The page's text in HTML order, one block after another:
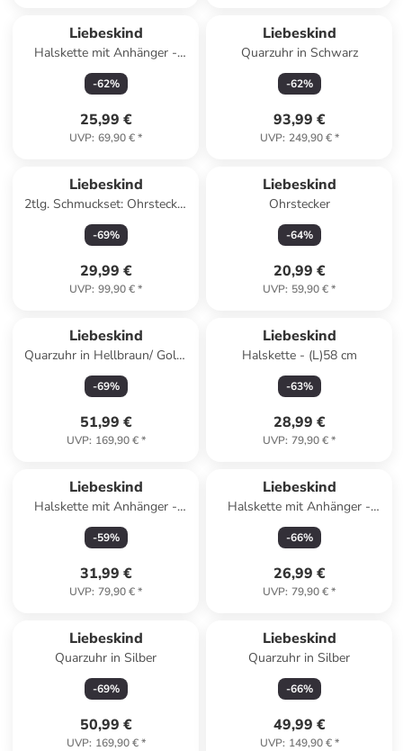
Liebeskind
Halskette mit Anhänger -
(L)45 cm
-62%
25,99 €
UVP: 69,90 €*
Liebeskind
Quarzuhr in Schwarz
-62%
93,99 €
UVP: 249,90 €*
Liebeskind
2tlg. Schmuckset: Ohrstecker
und Armkette
-69%
29,99 €
UVP: 99,90 €*
Liebeskind
Ohrstecker
-64%
20,99 €
UVP: 59,90 €*
Liebeskind
Quarzuhr in Hellbraun/ Gold/
Weiß
-69%
51,99 €
UVP: 169,90 €*
Liebeskind
Halskette - (L)58 cm
-63%
28,99 €
UVP: 79,90 €*
Liebeskind
Halskette mit Anhänger -
(L)45 cm
-59%
31,99 €
UVP: 79,90 €*
Liebeskind
Halskette mit Anhänger -
(L)47 cm
-66%
26,99 €
UVP: 79,90 €*
Liebeskind
Quarzuhr in Silber
-69%
50,99 €
UVP: 169,90 €*
Liebeskind
Quarzuhr in Silber
-66%
49,99 €
UVP: 149,90 €*